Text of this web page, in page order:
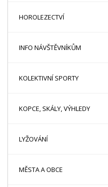
HOROLEZECTVÍ
INFO NÁVŠTĚVNÍKŮM
KOLEKTIVNÍ SPORTY
KOPCE, SKÁLY, VÝHLEDY
LYŽOVÁNÍ
MĚSTA A OBCE